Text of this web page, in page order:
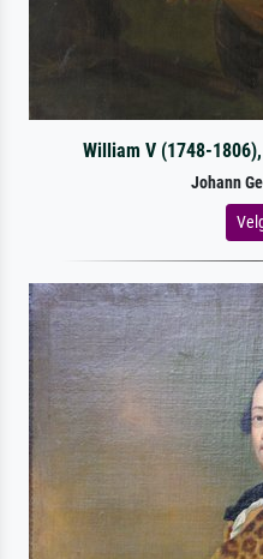
William V (1748-
Johann